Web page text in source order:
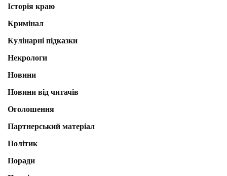
Історія краю
Кримінал
Кулінарні підказки
Некрологи
Новини
Новини від читачів
Оголошення
Партнерський матеріал
Політик
Поради